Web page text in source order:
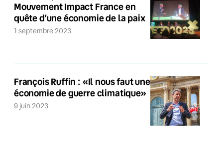
Mouvement Impact France en
quête d’une économie de la paix
1 septembre 2023
François Ruffin : «Il nous faut une
économie de guerre climatique»
9 juin 2023